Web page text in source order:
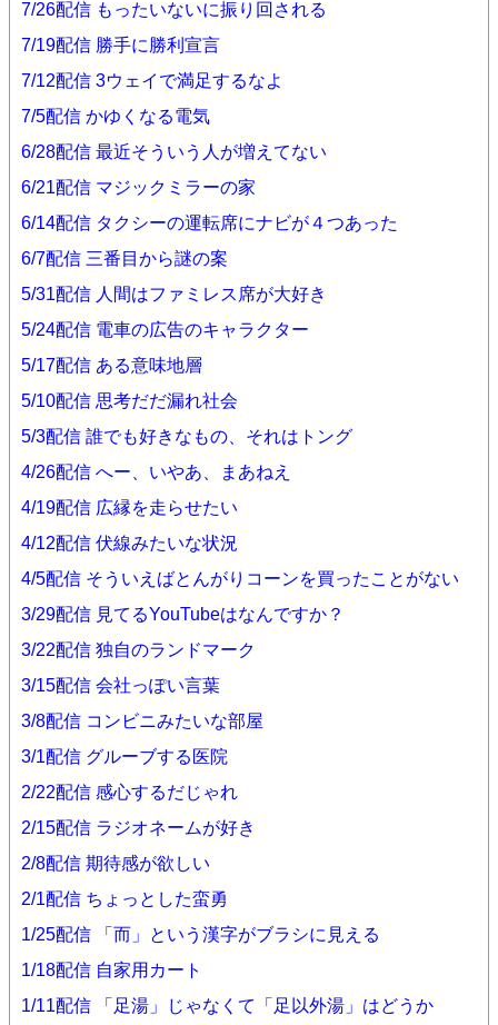
7/26配信 もったいないに振り回される
7/19配信 勝手に勝利宣言
7/12配信 3ウェイで満足するなよ
7/5配信 かゆくなる電気
6/28配信 最近そういう人が増えてない
6/21配信 マジックミラーの家
6/14配信 タクシーの運転席にナビが４つあった
6/7配信 三番目から謎の案
5/31配信 人間はファミレス席が大好き
5/24配信 電車の広告のキャラクター
5/17配信 ある意味地層
5/10配信 思考だだ漏れ社会
5/3配信 誰でも好きなもの、それはトング
4/26配信 へー、いやあ、まあねえ
4/19配信 広縁を走らせたい
4/12配信 伏線みたいな状況
4/5配信 そういえばとんがりコーンを買ったことがない
3/29配信 見てるYouTubeはなんですか？
3/22配信 独自のランドマーク
3/15配信 会社っぽい言葉
3/8配信 コンビニみたいな部屋
3/1配信 グルーブする医院
2/22配信 感心するだじゃれ
2/15配信 ラジオネームが好き
2/8配信 期待感が欲しい
2/1配信 ちょっとした蛮勇
1/25配信 「而」という漢字がブラシに見える
1/18配信 自家用カート
1/11配信 「足湯」じゃなくて「足以外湯」はどうか